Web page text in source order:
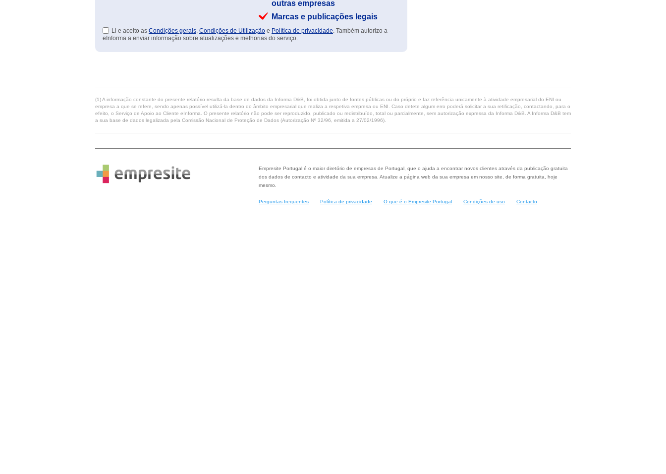
outras empresas
Marcas e publicações legais
Li e aceito as Condições gerais, Condições de Utilização e Política de privacidade. Também autorizo a
eInforma a enviar informação sobre atualizações e melhorias do serviço.
(1) A informação constante do presente relatório resulta da base de dados da Informa D&B, foi obtida junto de fontes públicas ou do próprio e faz referência unicamente à atividade empresarial do ENI ou
empresa a que se refere, sendo apenas possível utilizá-la dentro do âmbito empresarial que realiza a respetiva empresa ou ENI. Caso detete algum erro poderá solicitar a sua retificação, contactando, para o
efeito, o Serviço de Apoio ao Cliente eInforma. O presente relatório não pode ser reproduzido, publicado ou redistribuído, total ou parcialmente, sem autorização expressa da Informa D&B. A Informa D&B tem
a sua base de dados legalizada pela Comissão Nacional de Proteção de Dados (Autorização Nº 32/96, emitida a 27/02/1996).
Empresite Portugal é o maior diretório de empresas de Portugal, que o ajuda a encontrar novos clientes através da publicação gratuita
dos dados de contacto e atividade da sua empresa. Atualize a página web da sua empresa em nosso site, de forma gratuita, hoje
mesmo.
Perguntas frequentes Política de privacidade O que é o Empresite Portugal Condições de uso Contacto